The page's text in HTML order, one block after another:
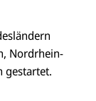
Nordrhein-
gestartet.